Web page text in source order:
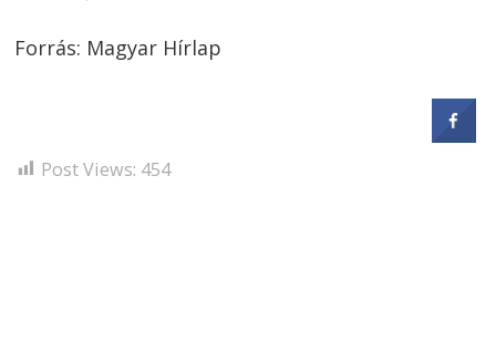
Forrás: Magyar Hírlap
Post Views: 454